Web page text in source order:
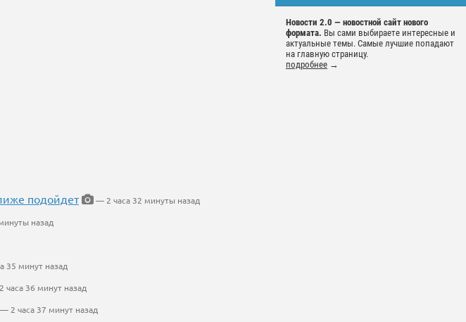
Новости 2.0 — новостной сайт нового
формата. Вы сами выбираете интересные и
актуальные темы. Самые лучшие попадают
на главную страницу.
подробнее →
подойдет
— 2 часа 32 минуты назад
назад
35 минут назад
часа 36 минут назад
— 2 часа 37 минут назад